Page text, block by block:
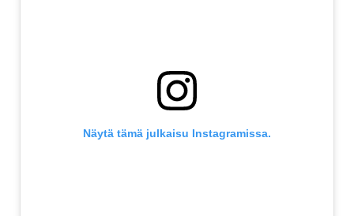
Näytä tämä julkaisu Instagramissa.